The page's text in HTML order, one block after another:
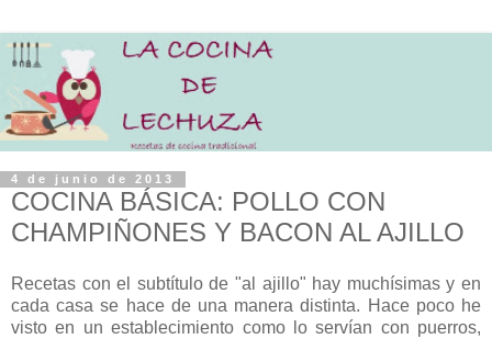
4 de junio de 2013
COCINA BÁSICA: POLLO CON
CHAMPIÑONES Y BACON AL AJILLO
Recetas con el subtítulo de "al ajillo" hay muchísimas y en
cada casa se hace de una manera distinta. Hace poco he
visto en un establecimiento como lo servían con puerros,